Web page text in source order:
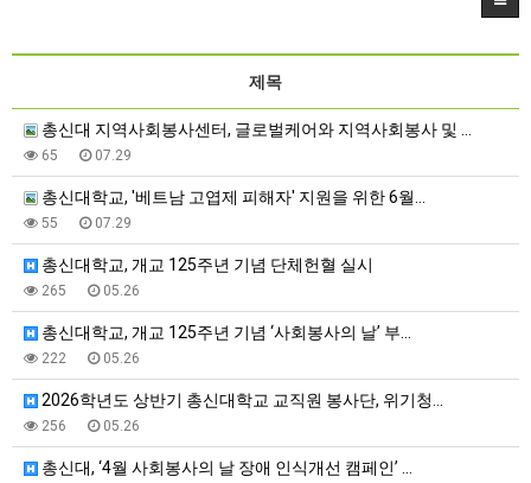
제목
총신대 지역사회봉사센터, 글로벌케어와 지역사회봉사 및 …
65 07.29
총신대학교, '베트남 고엽제 피해자' 지원을 위한 6월…
55 07.29
총신대학교, 개교 125주년 기념 단체헌혈 실시
265 05.26
총신대학교, 개교 125주년 기념 ‘사회봉사의 날’ 부…
222 05.26
2026학년도 상반기 총신대학교 교직원 봉사단, 위기청…
256 05.26
총신대, ‘4월 사회봉사의 날 장애 인식개선 캠페인’ …